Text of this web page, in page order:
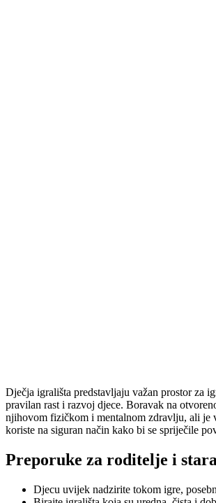
Dječja igrališta predstavljaju važan prostor za
pravilan rast i razvoj djece. Boravak na
njihovom fizičkom i mentalnom zdravlju, ali je
koriste na siguran način kako bi se spriječile
Preporuke za roditelje i
Djecu uvijek nadzirite tokom igre,